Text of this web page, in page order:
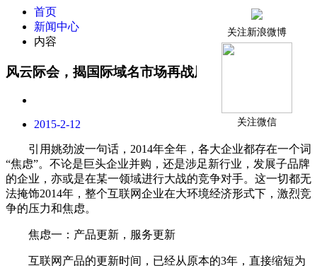
关注新浪微博
关注微信
首页
新闻中心
内容
风云际会，揭国际域名市场再战风云
2015-2-12
引用姚劲波一句话，2014年全年，各大企业都存在一个词
“焦虑”。不论是巨头企业并购，还是涉足新行业，发展子品牌
的企业，亦或是在某一领域进行大战的竞争对手。这一切都无
法掩饰2014年，整个互联网企业在大环境经济形式下，激烈竞
争的压力和焦虑。
焦虑一：产品更新，服务更新
互联网产品的更新时间，已经从原本的3年，直接缩短为